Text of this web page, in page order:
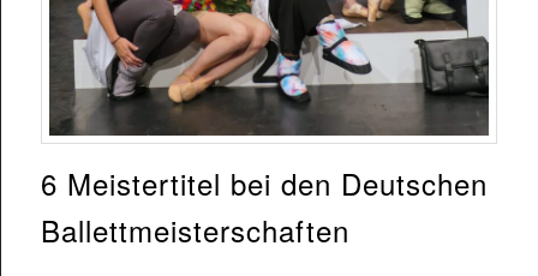
6 Meistertitel bei den Deutschen
Ballettmeisterschaften